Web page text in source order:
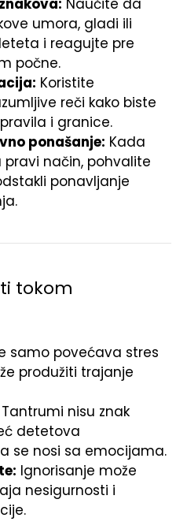
umora, gladi ili
i reagujte pre
počne.
Koristite
reči kako biste
i granice.
ponašanje: Kada
način, pohvalite
ponavljanje
tokom
samo povećava stres
produžiti trajanje
Tantrumi nisu znak
detetova
se nosi sa emocijama.
Ignorisanje može
nesigurnosti i